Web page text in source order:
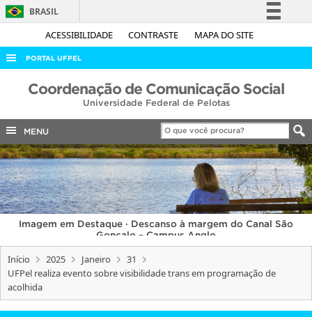
ACESSIBILIDADE CONTRASTE MAPA DO SITE
BRASIL
Simplifique!
Acesso à informação
Legislação
Canais
PORTAL UFPEL
ACESSO À INFORMAÇÃO
COBALTO
CONCURSOS
EDITAIS
INTERNACIONAL
OUVIDORIA
PORTARIAS
TELEFONES
Coordenação de Comunicação Social
Universidade Federal de Pelotas
MENU
Imagem em Destaque · Descanso à margem do Canal São
Gonçalo – Campus Anglo
Início 2025 Janeiro
31
UFPel realiza evento sobre visibilidade trans em programação de
acolhida